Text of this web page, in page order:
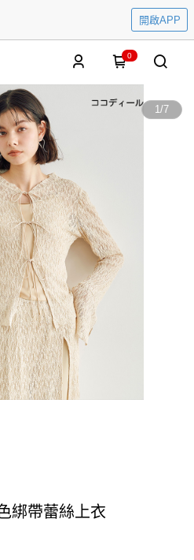
開啟APP
0
1/7
綁帶蕾絲上衣